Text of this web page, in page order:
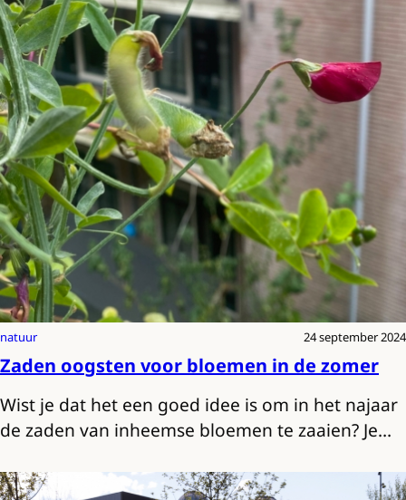
natuur 24 september 2024
Zaden oogsten voor bloemen in de zomer
Wist je dat het een goed idee is om in het najaar
de zaden van inheemse bloemen te zaaien? Je…